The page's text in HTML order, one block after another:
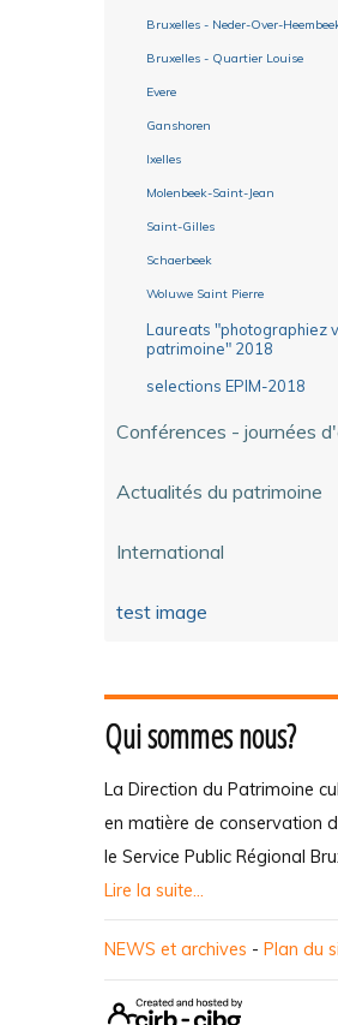
Bruxelles - Neder-Over-
Bruxelles - Quartier Louise
Evere
Ganshoren
Ixelles
Molenbeek-Saint-Jean
Saint-Gilles
Schaerbeek
Woluwe Saint Pierre
Laureats "photographiez
patrimoine" 2018
selections EPIM-2018
Conférences - journées
Actualités du patrimoine
International
test image
Qui sommes nous?
La Direction du Patrimoine
en matière de conservation
le Service Public Régional
Lire la suite...
NEWS et archives - Plan du